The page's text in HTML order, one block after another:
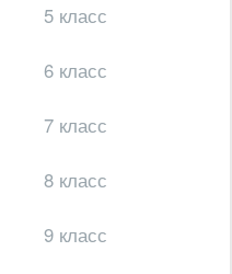
5 класс
6 класс
7 класс
8 класс
9 класс